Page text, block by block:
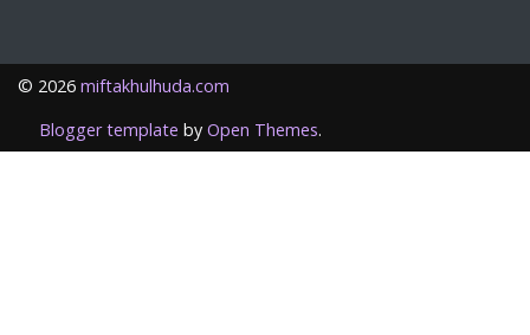
© 2026 miftakhulhuda.com
Blogger template by Open Themes.